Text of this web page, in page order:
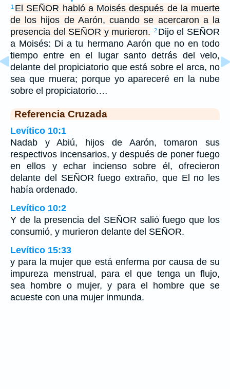
1 El SEÑOR habló a Moisés después de la muerte
de los hijos de Aarón, cuando se acercaron a la
presencia del SEÑOR y murieron.
2 Dijo el SEÑOR
a Moisés: Di a tu hermano Aarón que no en todo
tiempo entre en el lugar santo detrás del velo,
delante del propiciatorio que está sobre el arca, no
sea que muera; porque yo apareceré en la nube
sobre el propiciatorio.…
Referencia Cruzada
Levítico 10:1
Nadab y Abiú, hijos de Aarón, tomaron sus
respectivos incensarios, y después de poner fuego
en ellos y echar incienso sobre él, ofrecieron
delante del SEÑOR fuego extraño, que El no les
había ordenado.
Levítico 10:2
Y de la presencia del SEÑOR salió fuego que los
consumió, y murieron delante del SEÑOR.
Levítico 15:33
y para la mujer que está enferma por causa de su
impureza menstrual, para el que tenga un flujo,
sea hombre o mujer, y para el hombre que se
acueste con una mujer inmunda.